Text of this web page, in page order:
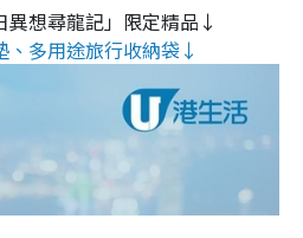
異想尋龍記」限定精品↓
、多用途旅行收納袋↓